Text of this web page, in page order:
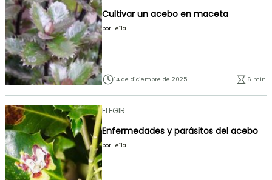
Cultivar un acebo en maceta
por Leïla
14 de diciembre de 2025 6 min.
ELEGIR
Enfermedades y parásitos del acebo
por Leïla